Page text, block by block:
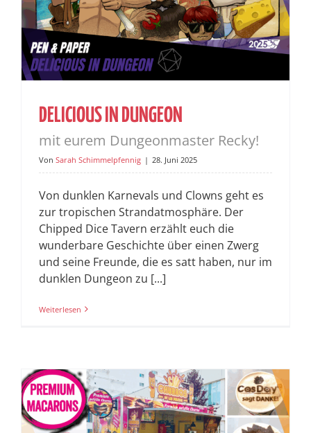
DELICIOUS IN DUNGEON
mit eurem Dungeonmaster Recky!
Von Sarah Schimmelpfennig | 28. Juni 2025
Von dunklen Karnevals und Clowns geht es
zur tropischen Strandatmosphäre. Der
Chipped Dice Tavern erzählt euch die
wunderbare Geschichte über einen Zwerg
und seine Freunde, die es satt haben, nur im
dunklen Dungeon zu [...]
Weiterlesen